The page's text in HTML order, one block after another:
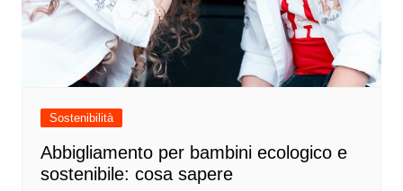
Sostenibilità
Abbigliamento per bambini ecologico e
sostenibile: cosa sapere